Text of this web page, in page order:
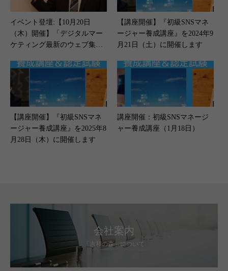
イベント登壇:【10月20日
（木）開催】「デジタルマー
ケティング最新のウェブ集客
【講座開催】『初級SNSマネ
ージャー養成講座』を2024年9
月21日（土）に開催します
【講座開催】『初級SNSマネ
ージャー養成講座』を2025年8
月28日（木）に開催します
講座開催：初級SNSマネージ
ャー養成講座（1月18日）
会社案内
「吉和の森」について